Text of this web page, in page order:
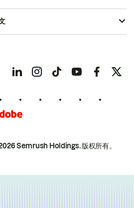
Semrush Holdings.版权所有。